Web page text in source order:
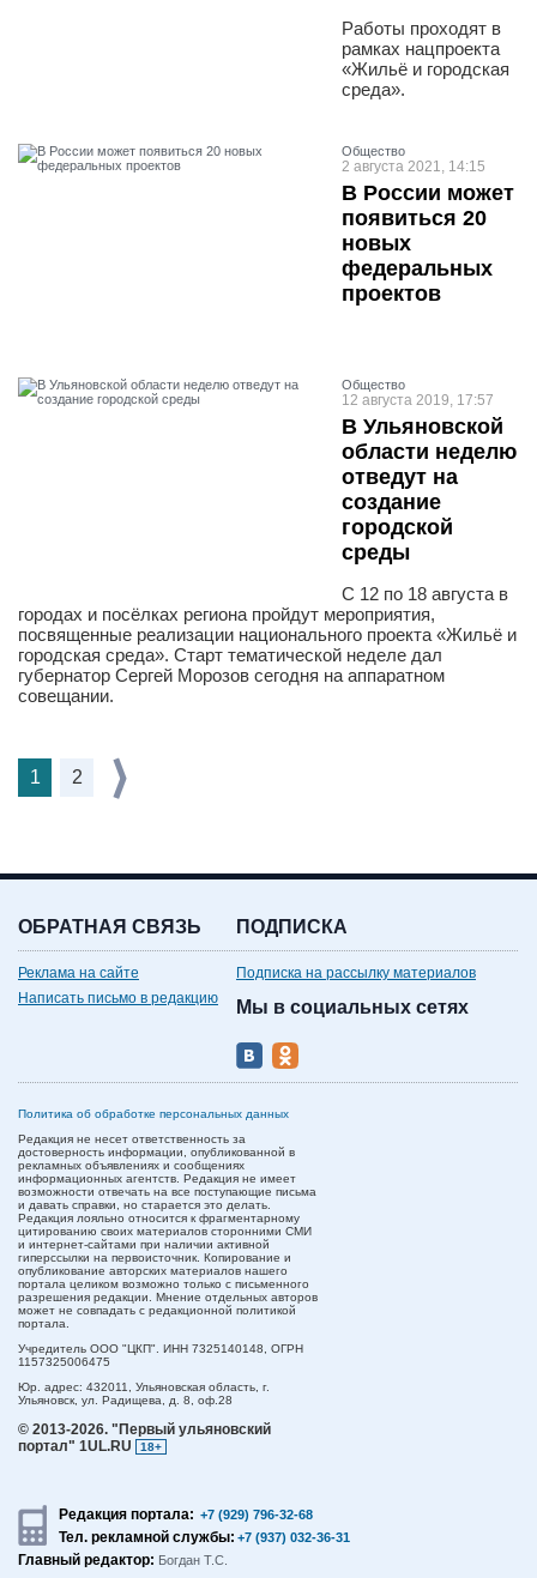
Работы проходят в
рамках нацпроекта
«Жильё и городская
среда».
Общество
2 августа 2021, 14:15
В России может
появиться 20
новых
федеральных
проектов
Общество
12 августа 2019, 17:57
В Ульяновской
области неделю
отведут на
создание
городской
среды
С 12 по 18 августа в
городах и посёлках региона пройдут мероприятия,
посвященные реализации национального проекта «Жильё и
городская среда». Старт тематической неделе дал
губернатор Сергей Морозов сегодня на аппаратном
совещании.
1 2
ОБРАТНАЯ СВЯЗЬ
Реклама на сайте
Написать письмо в редакцию
ПОДПИСКА
Подписка на рассылку материалов
Мы в социальных сетях
Политика об обработке персональных данных
Редакция не несет ответственность за
достоверность информации, опубликованной в
рекламных объявлениях и сообщениях
информационных агентств. Редакция не имеет
возможности отвечать на все поступающие письма
и давать справки, но старается это делать.
Редакция лояльно относится к фрагментарному
цитированию своих материалов сторонними СМИ
и интернет-сайтами при наличии активной
гиперссылки на первоисточник. Копирование и
опубликование авторских материалов нашего
портала целиком возможно только с письменного
разрешения редакции. Мнение отдельных авторов
может не совпадать с редакционной политикой
портала.
Учредитель ООО "ЦКП". ИНН 7325140148, ОГРН
1157325006475
Юр. адрес: 432011, Ульяновская область, г.
Ульяновск, ул. Радищева, д. 8, оф.28
© 2013-2026. "Первый ульяновский
портал" 1UL.RU
18+
Редакция портала: +7 (929) 796-32-68
Тел. рекламной службы: +7 (937) 032-36-31
Главный редактор: Богдан Т.С.